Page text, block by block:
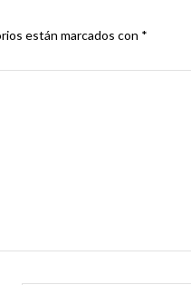
están marcados con *